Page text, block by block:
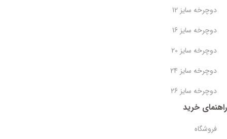
دوچرخه سایز 12
دوچرخه سایز 16
دوچرخه سایز 20
دوچرخه سایز 24
دوچرخه سایز 26
راهنمای خرید
فروشگاه